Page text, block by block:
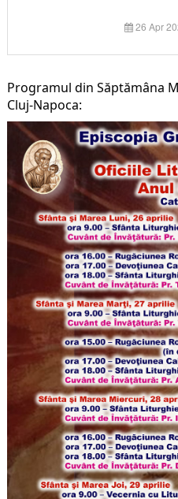
26 Apr
Programul din Săptămâna
Cluj-Napoca: